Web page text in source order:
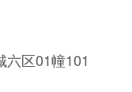
六区01幢101